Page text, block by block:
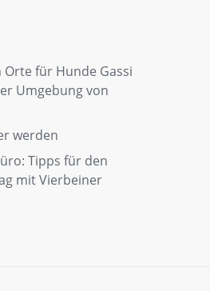
Orte für Hunde Gassi
Umgebung von
werden
Tipps für den
mit Vierbeiner